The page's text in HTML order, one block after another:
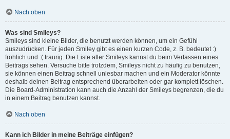
Nach oben
Was sind Smileys?
Smileys sind kleine Bilder, die benutzt werden können, um ein Gefühl
auszudrücken. Für jeden Smiley gibt es einen kurzen Code, z. B. bedeutet :)
fröhlich und :( traurig. Die Liste aller Smileys kannst du beim Verfassen eines
Beitrags sehen. Versuche bitte trotzdem, Smileys nicht zu häufig zu benutzen,
sie können einen Beitrag schnell unlesbar machen und ein Moderator könnte
deshalb deinen Beitrag entsprechend überarbeiten oder gar komplett löschen.
Die Board-Administration kann auch die Anzahl der Smileys begrenzen, die du
in einem Beitrag benutzen kannst.
Nach oben
Kann ich Bilder in meine Beiträge einfügen?